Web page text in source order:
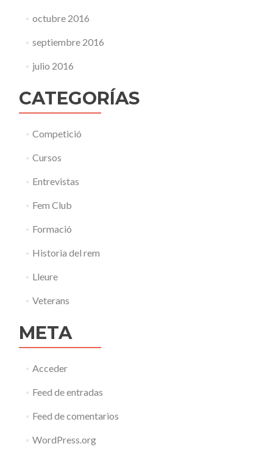
octubre 2016
septiembre 2016
julio 2016
CATEGORÍAS
Competició
Cursos
Entrevistas
Fem Club
Formació
Historia del rem
Lleure
Veterans
META
Acceder
Feed de entradas
Feed de comentarios
WordPress.org